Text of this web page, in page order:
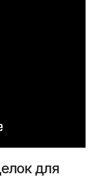
для